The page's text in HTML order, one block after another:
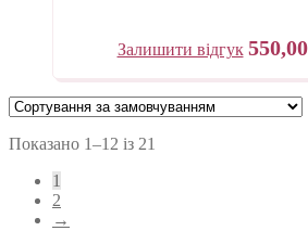
Залишити відгук 550,00
Показано 1–12 із 21
1
2
→